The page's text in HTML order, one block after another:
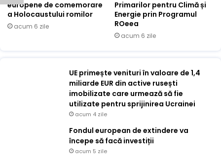
europene de comemorare
a Holocaustului romilor
acum 6 zile
Primarilor pentru Climă și
Energie prin Programul
ROeea
acum 6 zile
UE primește venituri în valoare de 1,4
miliarde EUR din active rusești
imobilizate care urmează să fie
utilizate pentru sprijinirea Ucrainei
acum 4 zile
Fondul european de extindere va
începe să facă investiții
acum 5 zile